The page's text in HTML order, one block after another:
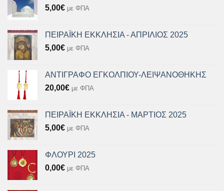
5,00€ με ΦΠΑ
ΠΕΙΡΑΪΚΗ ΕΚΚΛΗΣΙΑ - ΑΠΡΙΛΙΟΣ 2025
5,00€ με ΦΠΑ
ΑΝΤΙΓΡΑΦΟ ΕΓΚΟΛΠΙΟΥ-ΛΕΙΨΑΝΟΘΗΚΗΣ
20,00€ με ΦΠΑ
ΠΕΙΡΑΪΚΗ ΕΚΚΛΗΣΙΑ - ΜΑΡΤΙΟΣ 2025
5,00€ με ΦΠΑ
ΦΛΟΥΡΙ 2025
0,00€ με ΦΠΑ